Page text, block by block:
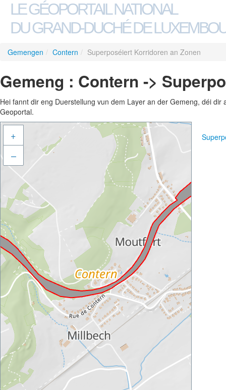
LE GÉOPORTAIL NATIONAL
DU GRAND-DUCHÉ DE
Gemengen / Contern / Superposéiert Korridoren an Zonen
Gemeng : Contern ->
Hei fannt dir eng Duerstellung vun dem Layer an der Gemeng, déi
Geoportal.
+
–